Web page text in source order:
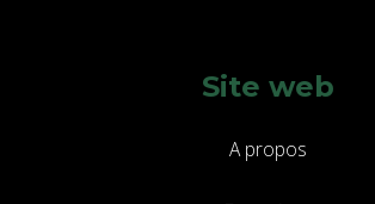
Site web
A propos